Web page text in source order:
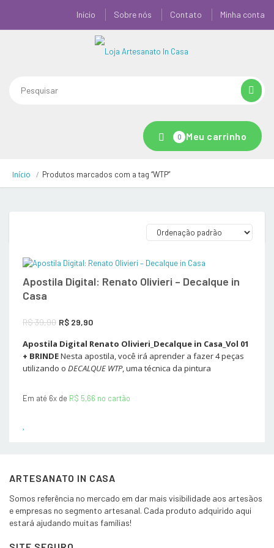
Início Sobre nós Contato Minha conta
0 Meu carrinho
Início Produtos marcados com a tag “WTP”
Apostila Digital: Renato Olivieri – Decalque in
Casa
R$39,90 O
preço
original
era:
R$ 39,90.
R$ 29,90
preço
atual
é:
R$ 29,90.
Apostila Digital Renato Olivieri_Decalque in Casa_Vol 01
+ BRINDENesta apostila, você irá aprender a fazer 4 peças
utilizando o DECALQUE WTP, uma técnica da pintura
Em até 6x de R$ 5,66 no cartão
ARTESANATO IN CASA
Somos referência no mercado em dar mais visibilidade aos artesãos
e empresas no segmento artesanal. Cada produto adquirido aqui
estará ajudando muitas famílias!